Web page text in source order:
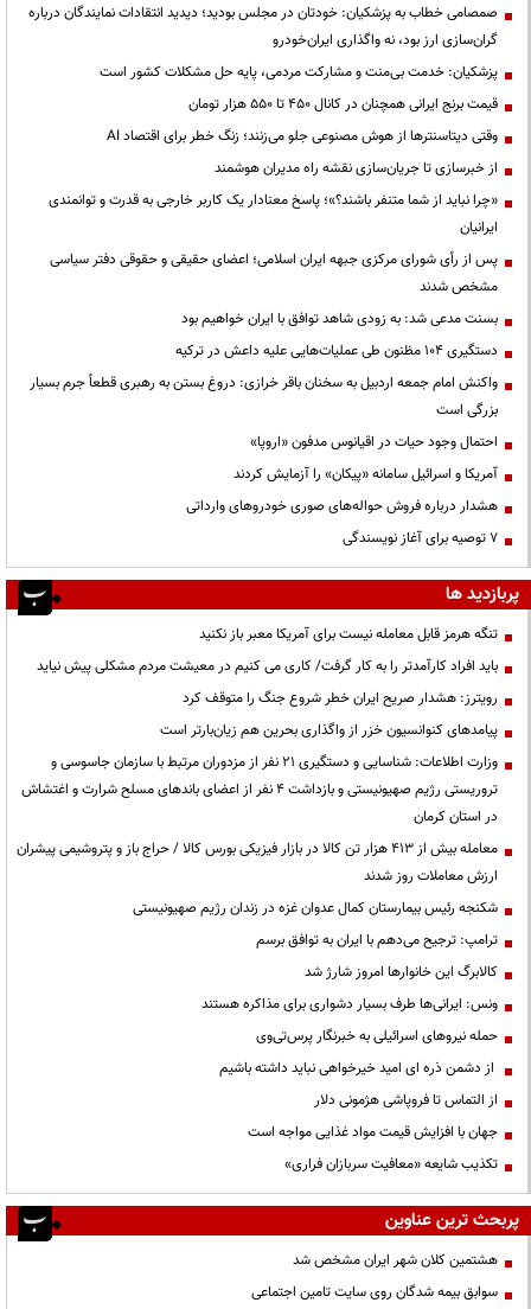
صمصامی خطاب به پزشکیان: خودتان در مجلس بودید؛ دیدید انتقادات نمایندگان درباره
گران‌سازی ارز بود، نه واگذاری ایران‌خودرو
پزشکیان: خدمت بی‌منت و مشارکت مردمی، پایه حل مشکلات کشور است
قیمت‌ برنج ایرانی همچنان در کانال ۴۵۰ تا ۵۵۰ هزار تومان
وقتی دیتاسنترها از هوش مصنوعی جلو می‌زنند؛ زنگ خطر برای اقتصاد AI
از خبرسازی تا جریان‌سازی نقشه راه مدیران هوشمند
«چرا نباید از شما متنفر باشند؟»؛ پاسخ معنادار یک کاربر خارجی به قدرت و توانمندی
ایرانیان
پس از رأی شورای مرکزی جبهه ایران اسلامی؛ اعضای حقیقی و حقوقی دفتر سیاسی
مشخص شدند
بسنت مدعی شد: به زودی شاهد توافق با ایران خواهیم بود
دستگیری ۱۰۴ مظنون طی عملیات‌هایی علیه داعش در ترکیه
واکنش امام جمعه اردبیل به سخنان باقر خرازی: دروغ بستن به رهبری قطعاً جرم بسیار
بزرگی است
احتمال وجود حیات در اقیانوس مدفون «اروپا»
آمریکا و اسرائیل سامانه «پیکان» را آزمایش کردند
هشدار درباره فروش حواله‌های صوری خودروهای وارداتی
۷ توصیه برای آغاز نویسندگی
پربازدید ها
تنگه هرمز قابل معامله نیست برای آمریکا معبر باز نکنید
باید افراد کارآمدتر را به کار گرفت/ کاری می کنیم در معیشت مردم مشکلی پیش نیاید
رویترز: هشدار صریح ایران خطر شروع جنگ را متوقف کرد
پیامدهای کنوانسیون خزر از واگذاری بحرین هم زیان‌بارتر است
وزارت اطلاعات: شناسایی و دستگیری ۲۱ نفر از مزدوران مرتبط با سازمان جاسوسی و
تروریستی رژیم صهیونیستی و بازداشت ۴ نفر از اعضای باندهای مسلح شرارت و اغتشاش
در استان کرمان
معامله بیش از ۴۱۳ هزار تن کالا در بازار فیزیکی بورس کالا / حراج باز و پتروشیمی پیشران
ارزش معاملات روز شدند
شکنجه رئیس بیمارستان کمال عدوان غزه در زندان رژیم صهیونیستی
ترامپ: ترجیح می‌دهم با ایران به توافق برسم
کالابرگ این خانوارها امروز شارژ شد
ونس: ایرانی‌ها طرف بسیار دشواری برای مذاکره هستند
حمله نیروهای اسرائیلی به خبرنگار پرس‌تی‌وی
از دشمن ذره ای امید خیرخواهی نباید داشته باشیم
از التماس تا فروپاشی هژمونی دلار
جهان با افزایش قیمت مواد غذایی مواجه است
تکذیب شایعه «معافیت سربازان فراری»
پربحث ترین عناوین
هشتمین کلان شهر ایران مشخص شد
سوابق بیمه شدگان روی سایت تامین اجتماعی